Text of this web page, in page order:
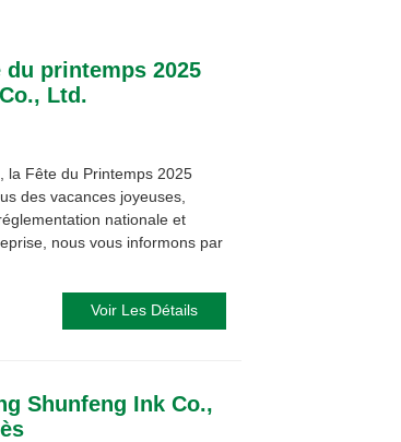
printemps 2025
Ltd.
la Fête du Printemps 2025
des vacances joyeuses,
nationale et
nous vous informons par
Voir Les Détails
Shunfeng Ink Co.,